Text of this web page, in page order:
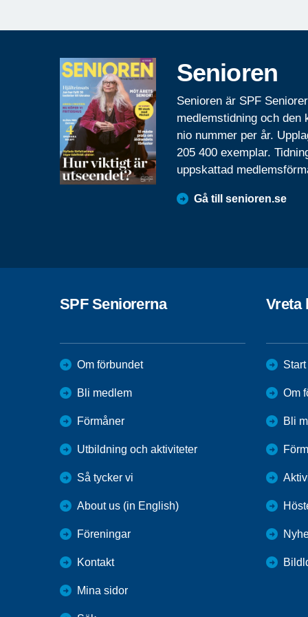
Senioren
Senioren är SPF
medlemstidning och den
nio nummer per år.
205 400 exemplar.
uppskattad
Gå till senioren.se
SPF Seniorerna
Om förbundet
Bli medlem
Förmåner
Utbildning och aktiviteter
Så tycker vi
About us (in English)
Föreningar
Kontakt
Mina sidor
Vreta
Start
Om
Bli